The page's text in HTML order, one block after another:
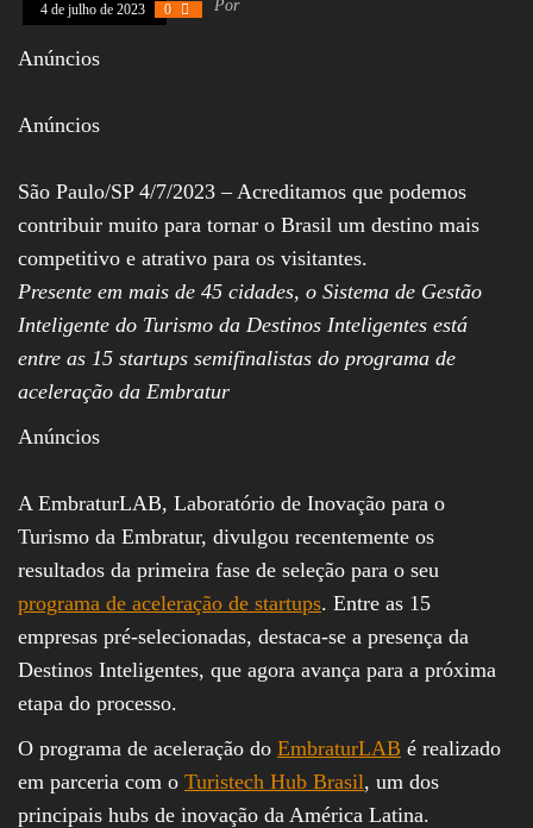
Vinhos, Bebidas,
Cervejas, Comida,
Receitas, Chef, RH,
Emprego,
Negócios,
Oportunidades,
4 de julho de 2023 0 Por
Anúncios
Anúncios
São Paulo/SP 4/7/2023 – Acreditamos que podemos
contribuir muito para tornar o Brasil um destino mais
competitivo e atrativo para os visitantes.
Presente em mais de 45 cidades, o Sistema de Gestão
Inteligente do Turismo da Destinos Inteligentes está
entre as 15 startups semifinalistas do programa de
aceleração da Embratur
Anúncios
A EmbraturLAB, Laboratório de Inovação para o
Turismo da Embratur, divulgou recentemente os
resultados da primeira fase de seleção para o seu
programa de aceleração de startups. Entre as 15
empresas pré-selecionadas, destaca-se a presença da
Destinos Inteligentes, que agora avança para a próxima
etapa do processo.
O programa de aceleração do EmbraturLAB é realizado
em parceria com o Turistech Hub Brasil, um dos
principais hubs de inovação da América Latina.